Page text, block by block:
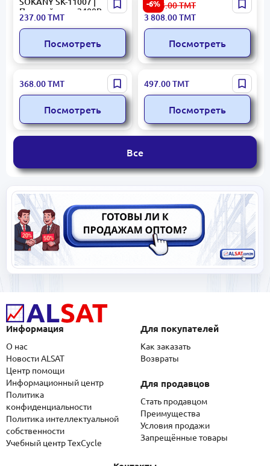
Паровой утюг 2400Вт
350мл
237.00ТМТ
Посмотреть
-6%
Парогенератор 2400 Вт
1,5 л
4 093.00ТМТ
3 808.00ТМТ
Посмотреть
Sokany SK-11020 | Паровой
утюг 2400 Вт 400 мл
368.00ТМТ
Посмотреть
SOKANY SK-11027 |
Паровой утюг 3200 Вт 390
мл
497.00ТМТ
Посмотреть
Все
Информация
О нас
Новости ALSAT
Центр помощи
Информационный центр
Политика
конфиденциальности
Политика интеллектуальной
собственности
Учебный центр TexCycle
Для покупателей
Как заказать
Возвраты
Для продавцов
Стать продавцом
Преимущества
Условия продажи
Запрещённые товары